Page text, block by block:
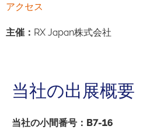
アクセス
主催 ： RX Japan株式会社
当社の出展概要
当社の小間番号：B7-16